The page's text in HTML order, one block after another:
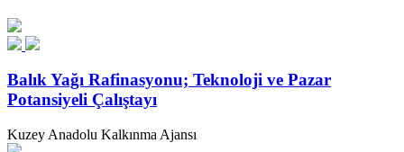
Balık Yağı Rafinasyonu; Teknoloji ve Pazar
Potansiyeli Çalıştayı
Kuzey Anadolu Kalkınma Ajansı